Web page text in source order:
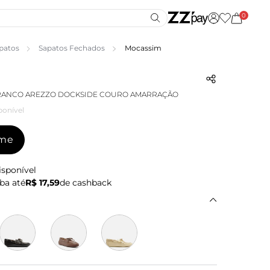
0
Sapatos Fechados Mocassim
AREZZO DOCKSIDE COURO AMARRAÇÃO
atéR$ 17,59de cashback